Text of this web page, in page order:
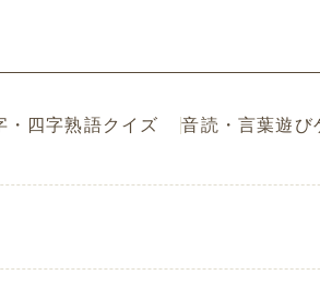
・四字熟語クイズ 音読・言葉遊び